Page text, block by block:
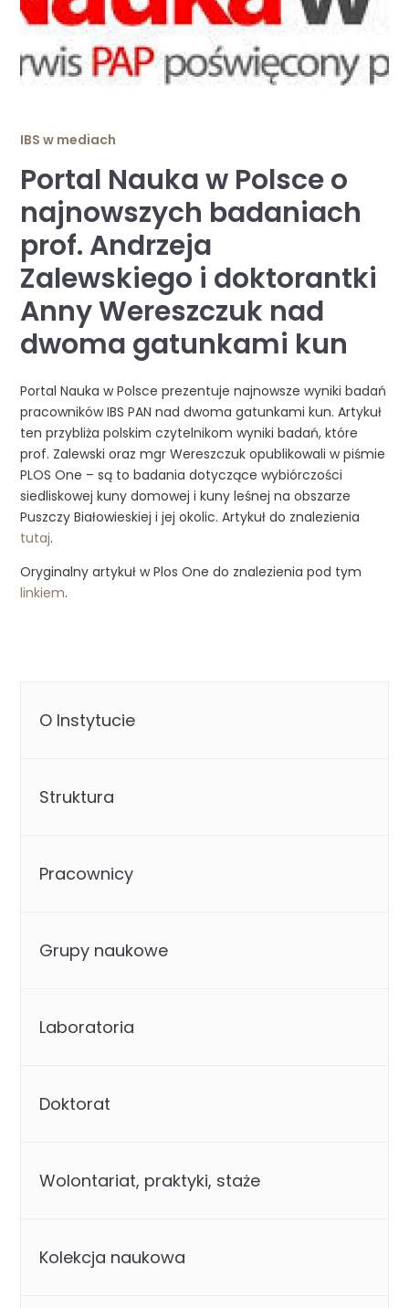
IBS w mediach
Portal Nauka w Polsce o
najnowszych badaniach
prof. Andrzeja
Zalewskiego i doktorantki
Anny Wereszczuk nad
dwoma gatunkami kun
Portal Nauka w Polsce prezentuje najnowsze wyniki badań
pracowników IBS PAN nad dwoma gatunkami kun. Artykuł
ten przybliża polskim czytelnikom wyniki badań, które
prof. Zalewski oraz mgr Wereszczuk opublikowali w piśmie
PLOS One – są to badania dotyczące wybiórczości
siedliskowej kuny domowej i kuny leśnej na obszarze
Puszczy Białowieskiej i jej okolic. Artykuł do znalezienia
tutaj.
Oryginalny artykuł w Plos One do znalezienia pod tym
linkiem.
O Instytucie
Struktura
Pracownicy
Grupy naukowe
Laboratoria
Doktorat
Wolontariat, praktyki, staże
Kolekcja naukowa